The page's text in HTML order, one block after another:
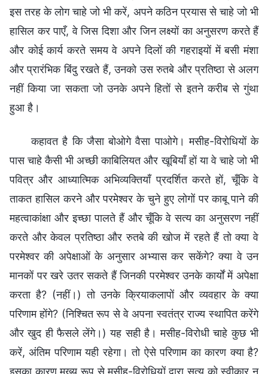
इस तरह के लोग चाहे जो भी करें, अपने कठिन प्रयास से चाहे जो भी
हासिल कर पाएँ, वे जिस दिशा और जिन लक्ष्यों का अनुसरण करते हैं
और कोई कार्य करते समय वे अपने दिलों की गहराइयों में बसी मंशा
और प्रारंभिक बिंदु रखते हैं, उनको उस रुतबे और प्रतिष्ठा से अलग
नहीं किया जा सकता जो उनके अपने हितों से इतने करीब से गुंथा
हुआ है।
कहावत है कि जैसा बोओगे वैसा पाओगे। मसीह-विरोधियों के
पास चाहे कैसी भी अच्छी काबिलियत और खूबियाँ हों या वे चाहे जो भी
पवित्र और आध्यात्मिक अभिव्यक्तियाँ प्रदर्शित करते हों, चूँकि वे
ताकत हासिल करने और परमेश्वर के चुने हुए लोगों पर काबू पाने की
महत्वाकांक्षा और इच्छा पालते हैं और चूँकि वे सत्य का अनुसरण नहीं
करते और केवल प्रतिष्ठा और रुतबे की खोज में रहते हैं तो क्या वे
परमेश्वर की अपेक्षाओं के अनुसार अभ्यास कर सकेंगे? क्या वे उन
मानकों पर खरे उतर सकते हैं जिनकी परमेश्वर उनके कार्यों में अपेक्षा
करता है? (नहीं।) तो उनके क्रियाकलापों और व्यवहार के क्या
परिणाम होंगे? (निश्चित रूप से वे अपना स्वतंत्र राज्य स्थापित करेंगे
और खुद ही फैसले लेंगे।) यह सही है। मसीह-विरोधी चाहे कुछ भी
करें, अंतिम परिणाम यही रहेगा। तो ऐसे परिणाम का कारण क्या है?
इसका कारण मुख्य रूप से मसीह-विरोधियों द्वारा सत्य को स्वीकार न